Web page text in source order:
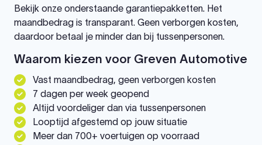
Bekijk onze onderstaande garantiepakketten. Het
maandbedrag is transparant. Geen verborgen kosten,
daardoor betaal je minder dan bij tussenpersonen.
Waarom kiezen voor Greven Automotive
Vast maandbedrag, geen verborgen kosten
7 dagen per week geopend
Altijd voordeliger dan via tussenpersonen
Looptijd afgestemd op jouw situatie
Meer dan 700+ voertuigen op voorraad